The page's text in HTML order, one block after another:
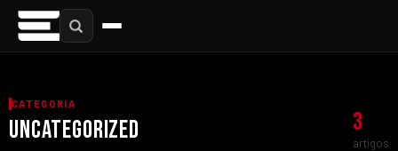
CATEGORIA
UNCATEGORIZED 3
artigos